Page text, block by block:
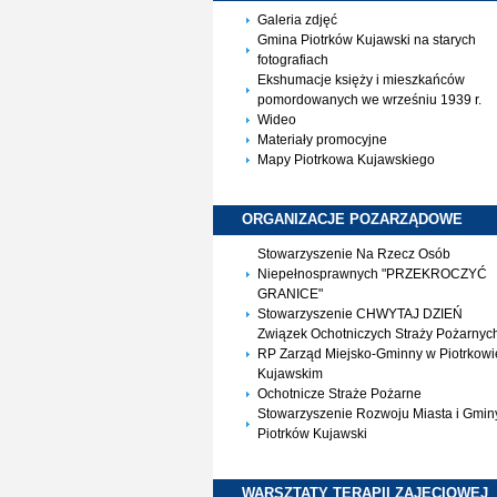
Galeria zdjęć
Gmina Piotrków Kujawski na starych
fotografiach
Ekshumacje księży i mieszkańców
pomordowanych we wrześniu 1939 r.
Wideo
Materiały promocyjne
Mapy Piotrkowa Kujawskiego
ORGANIZACJE POZARZĄDOWE
Stowarzyszenie Na Rzecz Osób
Niepełnosprawnych "PRZEKROCZYĆ
GRANICE"
Stowarzyszenie CHWYTAJ DZIEŃ
Związek Ochotniczych Straży
RP Zarząd Miejsko-Gminny w
Kujawskim
Ochotnicze Straże Pożarne
Stowarzyszenie Rozwoju Miasta i
Piotrków Kujawski
WARSZTATY TERAPII ZAJĘCIOWEJ